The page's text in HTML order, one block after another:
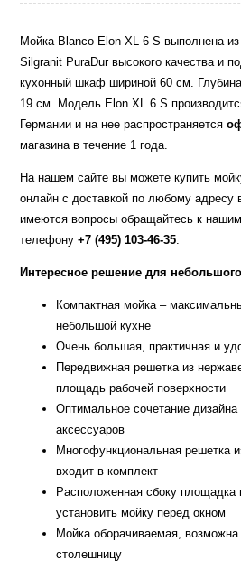
Мойка Blanco Elon XL 6 S выполнена из
Silgranit PuraDur высокого качества и
кухонный шкаф шириной 60 см.
19 см. Модель Elon XL 6 S
Германии и на нее распространяется
магазина в течение 1 года.
На нашем сайте вы можете купить
онлайн с доставкой по любому адресу
имеются вопросы обращайтесь к
телефону+7 (495) 103-46-35.
Интересное решение для
Компактная мойка –
небольшой кухне
Очень большая, практичная и
Передвижная решетка из
площадь рабочей поверхности
Оптимальное сочетание
аксессуаров
Многофункциональная решетка
входит в комплект
Расположенная сбоку площадка
установить мойку перед окном
Мойка оборачиваемая, возможна
столешницу